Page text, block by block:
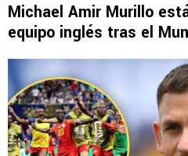
Michael Amir Murillo
equipo inglés tras el